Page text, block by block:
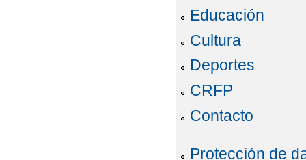
Educación
Cultura
Deportes
CRFP
Contacto
Protección de